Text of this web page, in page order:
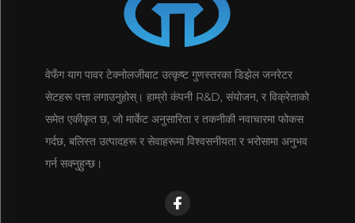
वेफँग याग पावर टेक्नोलजीबाट उत्कृष्ट गुणस्तरका डिझेल जनरेटर
सेटहरू पत्ता लगाउनुहोस्। हाम्रो कंपनी R&D, संयोजन, र विक्रेताको
समेत एकीकृत छ, जो मार्केट अनुसारिता र तकनीकी नवाचारमा फोकस
गर्दछ, बलिस्त उत्पादहरू र सेवाहरूमा विश्वसनीयता र भरोसामा अनुभव
गर्न सक्नुहुन्छ।